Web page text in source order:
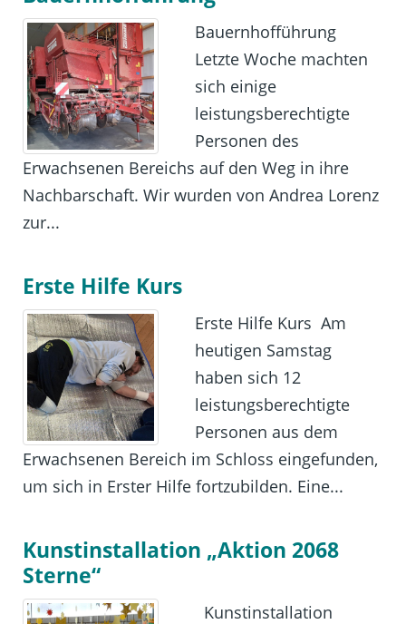
Bauernhofführung
Letzte Woche machten
sich einige
leistungsberechtigte
Personen des
Erwachsenen Bereichs auf den Weg in ihre
Nachbarschaft. Wir wurden von Andrea Lorenz
zur...
Erste Hilfe Kurs
Erste Hilfe Kurs Am
heutigen Samstag
haben sich 12
leistungsberechtigte
Personen aus dem
Erwachsenen Bereich im Schloss eingefunden,
um sich in Erster Hilfe fortzubilden. Eine...
Kunstinstallation „Aktion 2068
Sterne“
Kunstinstallation